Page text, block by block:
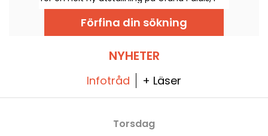
samarbete med Centre Pompidou, 6 maj–
30 augusti 2026. Hennes mystiska verk,
närda av spiritism och det ockulta, visas för
första gången i Frankrike i en presentation
Templets målningar, hennes största bedrift.
Förfina din sökning
NYHETER
Infotråd + Läser
Torsdag